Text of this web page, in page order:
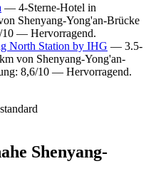
— 4-Sterne-Hotel in
Shenyang-Yong'an-Brücke
10 — Hervorragend.
North Station by IHG — 3.5-
von Shenyang-Yong'an-
8,6/10 — Hervorragend.
Shenyang-